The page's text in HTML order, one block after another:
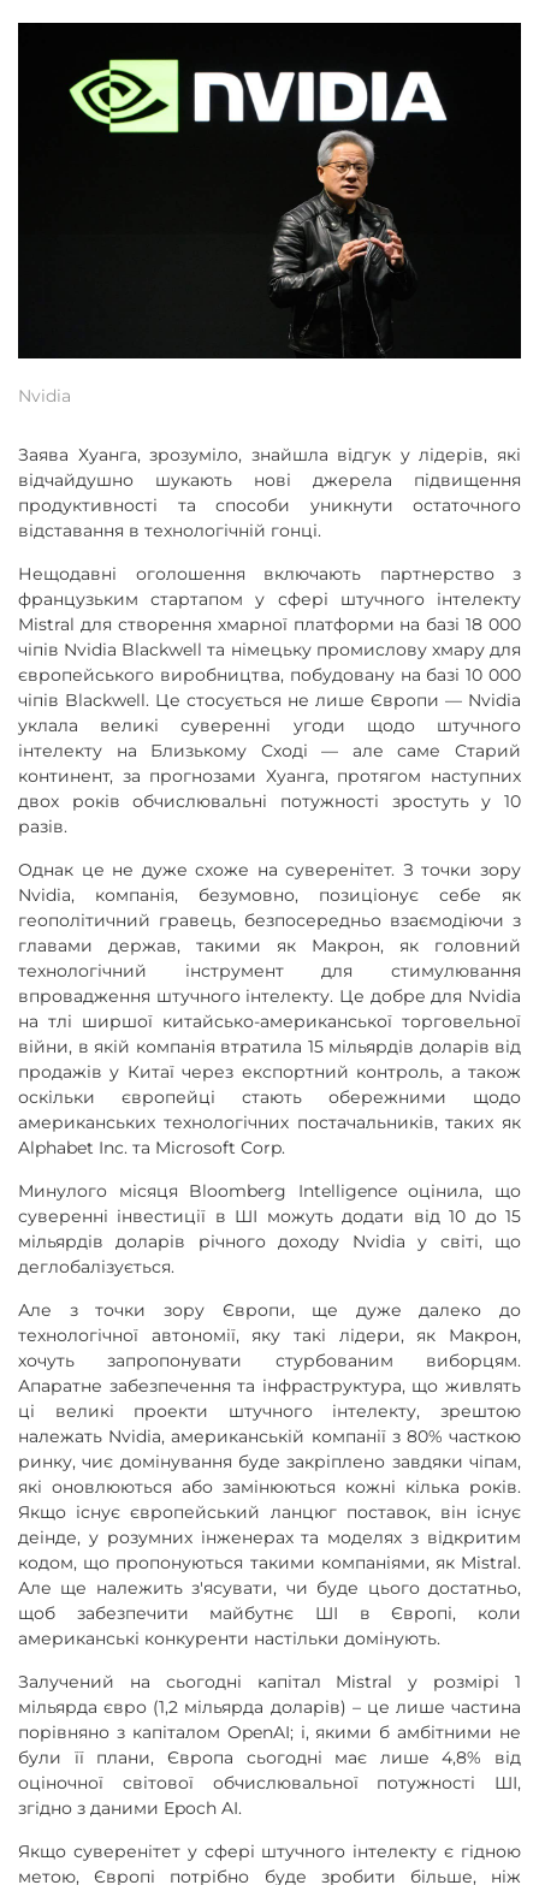
Nvidia
Заява Хуанга, зрозуміло, знайшла відгук у лідерів, які
відчайдушно шукають нові джерела підвищення
продуктивності та способи уникнути остаточного
відставання в технологічній гонці.
Нещодавні оголошення включають партнерство з
французьким стартапом у сфері штучного інтелекту
Mistral для створення хмарної платформи на базі 18 000
чіпів Nvidia Blackwell та німецьку промислову хмару для
європейського виробництва, побудовану на базі 10 000
чіпів Blackwell. Це стосується не лише Європи — Nvidia
уклала великі суверенні угоди щодо штучного
інтелекту на Близькому Сході — але саме Старий
континент, за прогнозами Хуанга, протягом наступних
двох років обчислювальні потужності зростуть у 10
разів.
Однак це не дуже схоже на суверенітет. З точки зору
Nvidia, компанія, безумовно, позиціонує себе як
геополітичний гравець, безпосередньо взаємодіючи з
главами держав, такими як Макрон, як головний
технологічний інструмент для стимулювання
впровадження штучного інтелекту. Це добре для Nvidia
на тлі ширшої китайсько-американської торговельної
війни, в якій компанія втратила 15 мільярдів доларів від
продажів у Китаї через експортний контроль, а також
оскільки європейці стають обережними щодо
американських технологічних постачальників, таких як
Alphabet Inc. та Microsoft Corp.
Минулого місяця Bloomberg Intelligence оцінила, що
суверенні інвестиції в ШІ можуть додати від 10 до 15
мільярдів доларів річного доходу Nvidia у світі, що
деглобалізується.
Але з точки зору Європи, ще дуже далеко до
технологічної автономії, яку такі лідери, як Макрон,
хочуть запропонувати стурбованим виборцям.
Апаратне забезпечення та інфраструктура, що живлять
ці великі проекти штучного інтелекту, зрештою
належать Nvidia, американській компанії з 80% часткою
ринку, чиє домінування буде закріплено завдяки чіпам,
які оновлюються або замінюються кожні кілька років.
Якщо існує європейський ланцюг поставок, він існує
деінде, у розумних інженерах та моделях з відкритим
кодом, що пропонуються такими компаніями, як Mistral.
Але ще належить з'ясувати, чи буде цього достатньо,
щоб забезпечити майбутнє ШІ в Європі, коли
американські конкуренти настільки домінують.
Залучений на сьогодні капітал Mistral у розмірі 1
мільярда євро (1,2 мільярда доларів) – це лише частина
порівняно з капіталом OpenAI; і, якими б амбітними не
були її плани, Європа сьогодні має лише 4,8% від
оціночної світової обчислювальної потужності ШІ,
згідно з даними Epoch AI.
Якщо суверенітет у сфері штучного інтелекту є гідною
метою, Європі потрібно буде зробити більше, ніж